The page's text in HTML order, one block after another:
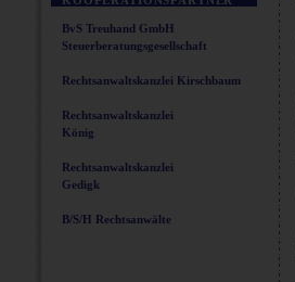
BvS Treuhand GmbH
Steuerberatungsgesellschaft
Rechtsanwaltskanzlei Kirschbaum
Rechtsanwaltskanzlei
König
Rechtsanwaltskanzlei
Gedigk
B/S/H Rechtsanwälte